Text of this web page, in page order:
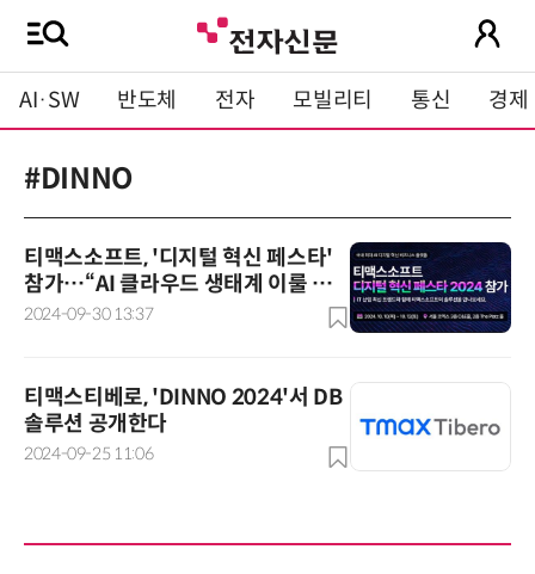
AI·SW 반도체 전자 모빌리티 통신 경제
#DINNO
티맥스소프트, '디지털 혁신 페스타'
참가…“AI 클라우드 생태계 이룰 솔
루션 소개”
2024-09-30 13:37
티맥스티베로, 'DINNO 2024'서 DB
솔루션 공개한다
2024-09-25 11:06